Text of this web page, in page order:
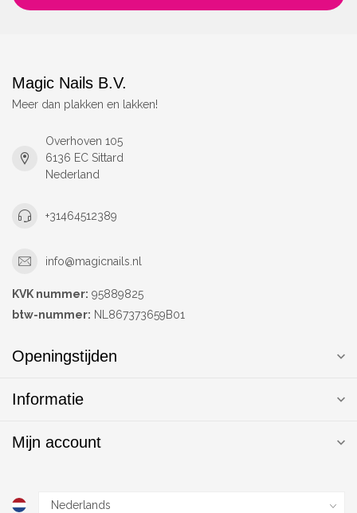
Magic Nails B.V.
Meer dan plakken en lakken!
Overhoven 105
6136 EC Sittard
Nederland
+31464512389
info@magicnails.nl
KVK nummer: 95889825
btw-nummer: NL867373659B01
Openingstijden
Informatie
Mijn account